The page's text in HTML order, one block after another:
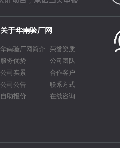
关于华南验厂网
华南验厂网简介 荣誉资质
服务优势
公司团队
公司实景
合作客户
公司公告
联系方式
自助报价
在线咨询